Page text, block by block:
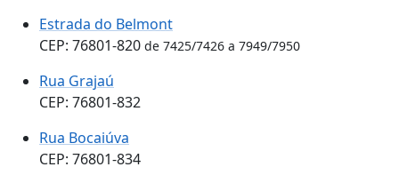
Estrada do Belmont
CEP: 76801-820 de 7425/7426 a 7949/7950
Rua Grajaú
CEP: 76801-832
Rua Bocaiúva
CEP: 76801-834